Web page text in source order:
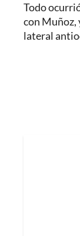
Todo
con Muñoz,
lateral